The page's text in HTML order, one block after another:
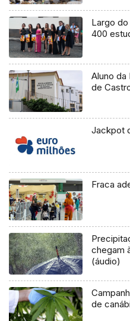
Largo
400
Aluno da
de
Jackpot
Fraca
chegam
(áudio)
de